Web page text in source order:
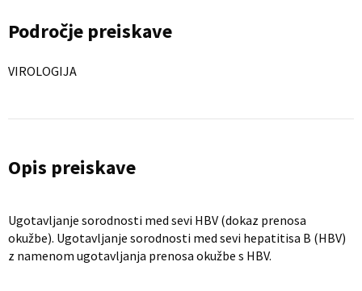
Področje preiskave
VIROLOGIJA
Opis preiskave
Ugotavljanje sorodnosti med sevi HBV (dokaz prenosa
okužbe). Ugotavljanje sorodnosti med sevi hepatitisa B (HBV)
z namenom ugotavljanja prenosa okužbe s HBV.